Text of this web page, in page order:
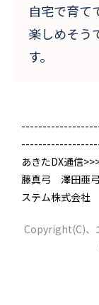
自宅で育て
楽しめそう
す。
あきたDX通信
藤真弓 澤田亜
ステム株式会社
Copyright(C)、